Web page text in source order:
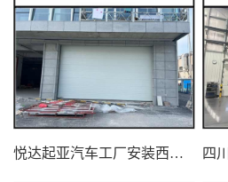
悦达起亚汽车工厂安装西朗品牌提升门